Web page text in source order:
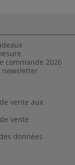
commande 2026
newsletter
vente aux
vente
données